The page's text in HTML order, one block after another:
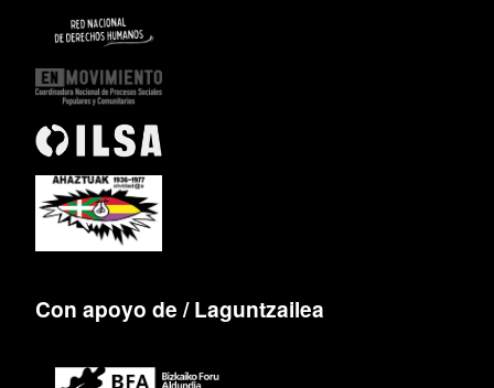
Con apoyo de / Laguntzailea